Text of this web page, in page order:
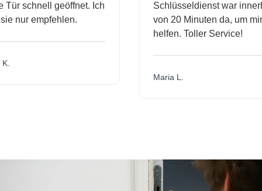
schnell geöffnet. Ich
nur empfehlen.
Schlüsseldienst war
von 20 Minuten da, um mir
helfen. Toller Service!
Maria L.